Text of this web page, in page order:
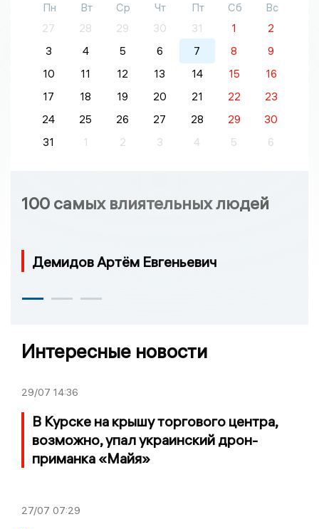
Пн Вт Ср Чт Пт Сб
Вс
27
28 29 30 31 1
2
3
4 5 6 7 8
9
10
11 12 13 14 15
16
17
18 19 20 21 22
23
24
25 26 27 28 29
30
31
1 2 3 4 5 6
100 самых влиятельных людей
Демидов Артём Евгеньевич
Интересные новости
29/07 14:36
В Курске на крышу торгового центра,
возможно, упал украинский дрон-
приманка «Майя»
27/07 07:29